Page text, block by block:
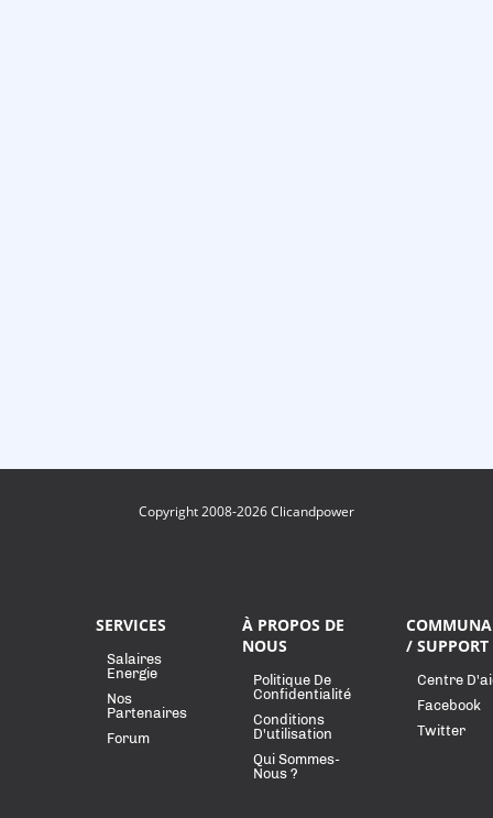
Copyright 2008-2026 Clicandpower
SERVICES
Salaires
Energie
Nos
Partenaires
Forum
À PROPOS DE
NOUS
Politique De
Confidentialité
Conditions
D'utilisation
Qui Sommes-
Nous ?
/ SUPPORT
Centre
Facebook
Twitter